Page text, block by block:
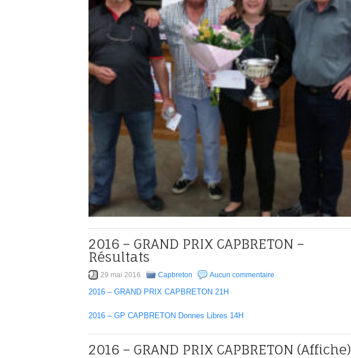
2016 – GRAND PRIX CAPBRETON –
Résultats
29 mai 2016 Capbreton Aucun commentaire
2016 – GRAND PRIX CAPBRETON 21H
2016 – GP CAPBRETON Donnes Libres 14H
2016 – GRAND PRIX CAPBRETON (Affiche)